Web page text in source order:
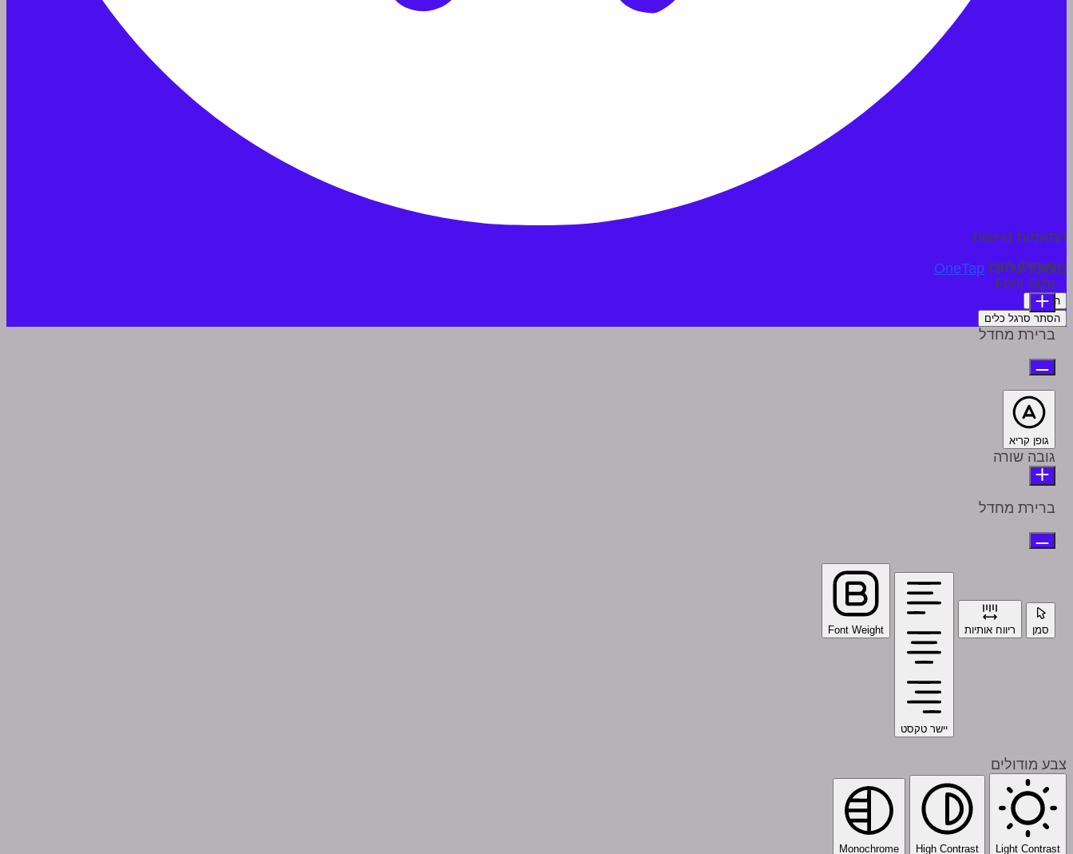
התאמות נגישות
מופעל על ידי OneTap
הצהרה
הסתר סרגל כלים
מודולי תוכן
Font Size
ברירת מחדל
גופן קריא
גובה שורה
ברירת מחדל
סמן ריווח אותיות
יישר טקסט
Font Weight
צבע מודולים
Light Contrast
High Contrast
Monochrome